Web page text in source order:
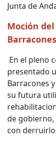
Junta de
Moción
Barracones
En el pleno
presentado
Barracones
su futura
de
con